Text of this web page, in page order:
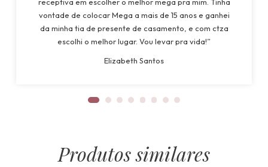
vontade de colocar Mega a mais de 15 anos e ganhei
da minha tia de presente de casamento, e com ctza
escolhi o melhor lugar. Vou levar pra vida!”
Elizabeth Santos
Produtos similares